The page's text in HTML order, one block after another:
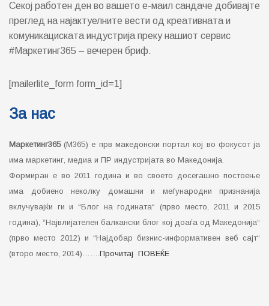
Секој работен ден во вашето е-маил сандаче добивајте
преглед на најактуелните вести од креативната и
комуникациската индустрија преку нашиот сервис
#Маркетинг365 – вечерен бриф.
[mailerlite_form form_id=1]
За нас
Маркетинг365(М365) е прв македонски портал кој во фокусот ја
има маркетинг, медиа и ПР индустријата во Македонија.
Формиран е во 2011 година и во своето досегашно постоење
има добиено неколку домашни и меѓународни признанија
вклучувајќи ги и “Блог на годината“ (прво место, 2011 и 2015
година), “Највлијателен балкански блог кој доаѓа од Македонија“
(прво место 2012) и “Најдобар бизнис-информативен веб сајт“
(второ место, 2014)…….Прочитај ПОВЕЌЕ